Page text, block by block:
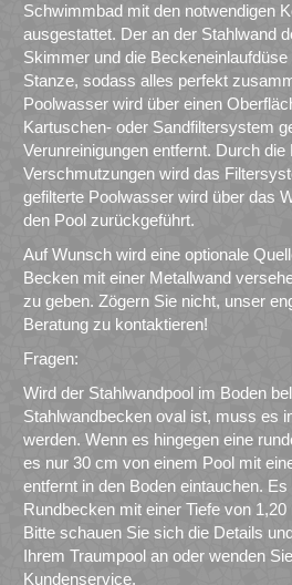
Schwimmbad mit den notwendigen
ausgestattet. Der an der Stahlwand
Skimmer und die
Stanze, sodass alles perfekt
Poolwasser wird über einen
Kartuschen- oder Sandfiltersystem
Verunreinigungen entfernt. Durch die
Verschmutzungen wird das
gefilterte Poolwasser wird über das
den Pool zurückgeführt.
Auf Wunsch wird eine optionale
Becken mit einer Metallwand
zu geben. Zögern Sie nicht, unser
Beratung zu kontaktieren!
Fragen:
Wird der Stahlwandpool im Boden
Stahlwandbecken oval ist, muss es
werden. Wenn es hingegen eine
es nur 30 cm von einem Pool mit
entfernt in den Boden eintauchen.
Rundbecken mit einer Tiefe von
Bitte schauen Sie sich die Details
Ihrem Traumpool an oder wenden
Kundenservice.